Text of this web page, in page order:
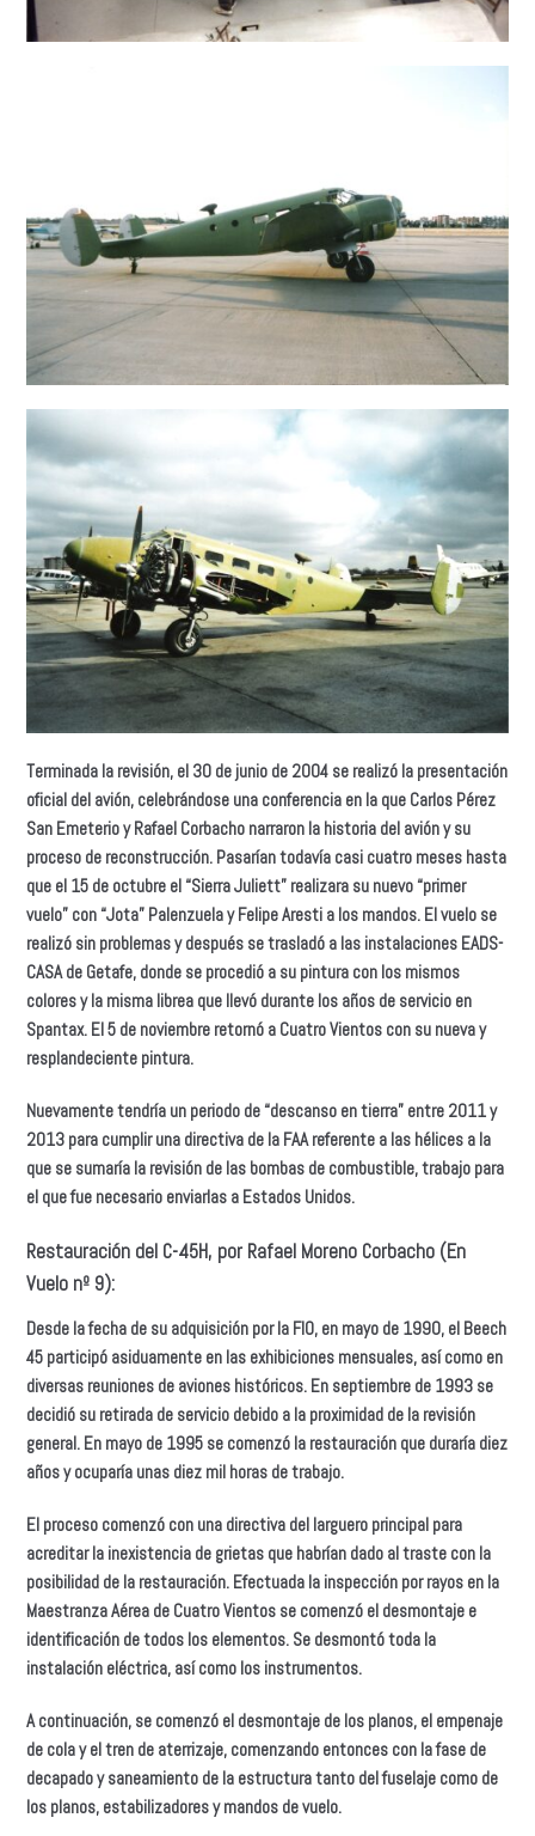
Terminada la revisión, el 30 de junio de 2004 se realizó la presentación
oficial del avión, celebrándose una conferencia en la que Carlos Pérez
San Emeterio y Rafael Corbacho narraron la historia del avión y su
proceso de reconstrucción. Pasarían todavía casi cuatro meses hasta
que el 15 de octubre el “Sierra Juliett” realizara su nuevo “primer
vuelo” con “Jota” Palenzuela y Felipe Aresti a los mandos. El vuelo se
realizó sin problemas y después se trasladó a las instalaciones EADS-
CASA de Getafe, donde se procedió a su pintura con los mismos
colores y la misma librea que llevó durante los años de servicio en
Spantax. El 5 de noviembre retornó a Cuatro Vientos con su nueva y
resplandeciente pintura.
Nuevamente tendría un periodo de “descanso en tierra” entre 2011 y
2013 para cumplir una directiva de la FAA referente a las hélices a la
que se sumaría la revisión de las bombas de combustible, trabajo para
el que fue necesario enviarlas a Estados Unidos.
Restauración del C-45H, por Rafael Moreno Corbacho (En
Vuelo nº 9):
Desde la fecha de su adquisición por la FIO, en mayo de 1990, el Beech
45 participó asiduamente en las exhibiciones mensuales, así como en
diversas reuniones de aviones históricos. En septiembre de 1993 se
decidió su retirada de servicio debido a la proximidad de la revisión
general. En mayo de 1995 se comenzó la restauración que duraría diez
años y ocuparía unas diez mil horas de trabajo.
El proceso comenzó con una directiva del larguero principal para
acreditar la inexistencia de grietas que habrían dado al traste con la
posibilidad de la restauración. Efectuada la inspección por rayos en la
Maestranza Aérea de Cuatro Vientos se comenzó el desmontaje e
identificación de todos los elementos. Se desmontó toda la
instalación eléctrica, así como los instrumentos.
A continuación, se comenzó el desmontaje de los planos, el empenaje
de cola y el tren de aterrizaje, comenzando entonces con la fase de
decapado y saneamiento de la estructura tanto del fuselaje como de
los planos, estabilizadores y mandos de vuelo.